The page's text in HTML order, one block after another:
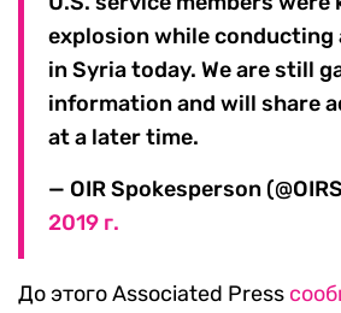
explosion while
in Syria today. We are still
information and will share
at a later time.
— OIR Spokesperson
2019 г.
До этого Associated Press